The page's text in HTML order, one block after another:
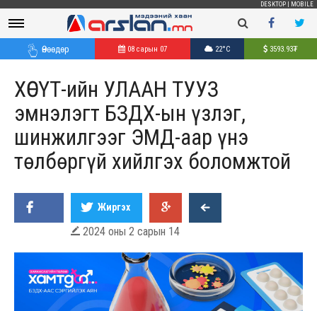
DESKTOP MOBILE
Өнөөдөр 08 сарын 07 22°C 3593.93₮
ХӨСҮТ-ийн УЛААН ТУУЗ
эмнэлэгт БЗДХ-ын үзлэг,
шинжилгээг ЭМД-аар үнэ
төлбөргүй хийлгэх боломжтой
Жиргэх
 2024 оны 2 сарын 14